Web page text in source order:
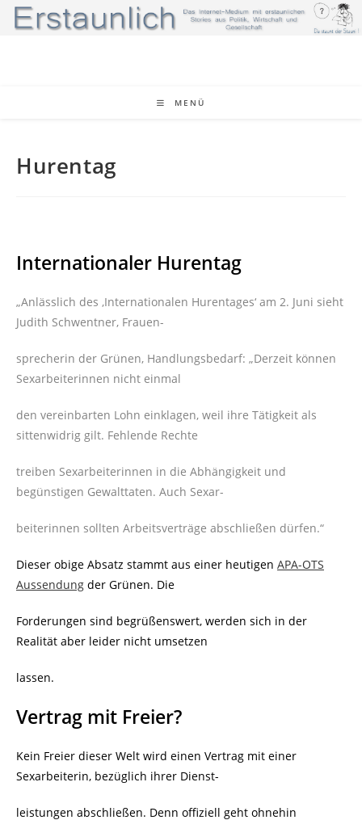
Zum
Inhalt
MENÜ
Hurentag
Internationaler Hurentag
„Anlässlich des ‚Internationalen Hurentages‘ am 2. Juni sieht
Judith Schwentner, Frauen-
sprecherin der Grünen, Handlungsbedarf: „Derzeit können
Sexarbeiterinnen nicht einmal
den vereinbarten Lohn einklagen, weil ihre Tätigkeit als
sittenwidrig gilt. Fehlende Rechte
treiben Sexarbeiterinnen in die Abhängigkeit und
begünstigen Gewalttaten. Auch Sexar-
beiterinnen sollten Arbeitsverträge abschließen dürfen.“
Dieser obige Absatz stammt aus einer heutigen APA-OTS
Aussendung der Grünen. Die
Forderungen sind begrüßenswert, werden sich in der
Realität aber leider nicht umsetzen
lassen.
Vertrag mit Freier?
Kein Freier dieser Welt wird einen Vertrag mit einer
Sexarbeiterin, bezüglich ihrer Dienst-
leistungen abschließen. Denn offiziell geht ohnehin